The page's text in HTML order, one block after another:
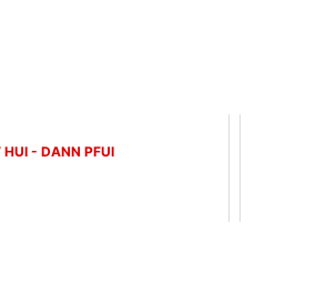
HUI - DANN PFUI